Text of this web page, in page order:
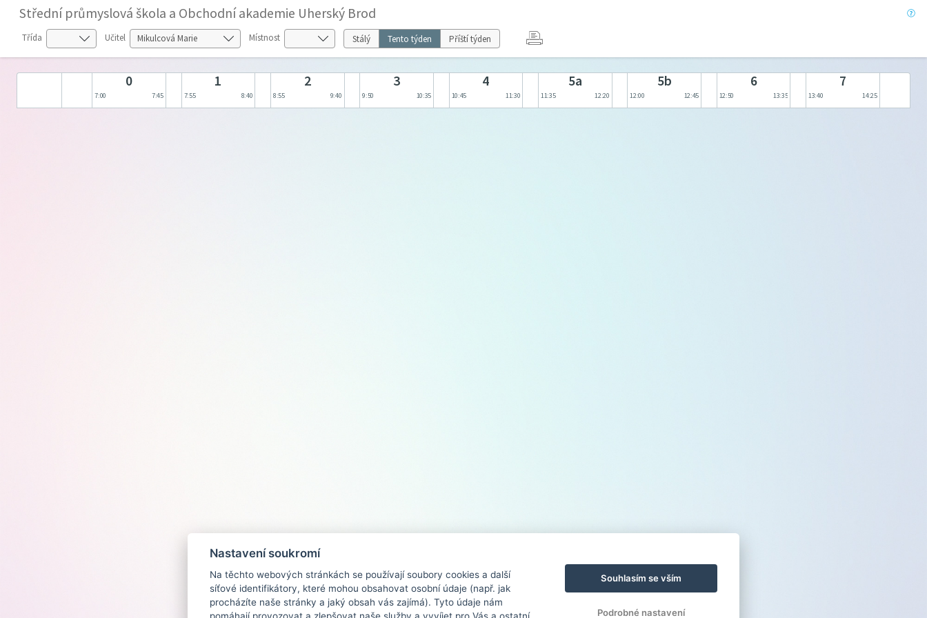
Střední průmyslová škola a Obchodní akademie Uherský Brod
Třída Učitel Místnost Stálý Tento týden Příští týden
0
7:00 7:45
1
7:55 8:40
2
8:55 9:40
3
9:50 10:35
4
10:45 11:30
5a
11:35 12:20
5b
12:00 12:45
6
12:50 13:35
7
13:40 14:25
Nastavení soukromí
Na těchto webových stránkách se používají soubory cookies a další
síťové identifikátory, které mohou obsahovat osobní údaje (např. jak
procházíte naše stránky a jaký obsah vás zajímá). Tyto údaje nám
Souhlasím se vším
Podrobné nastavení